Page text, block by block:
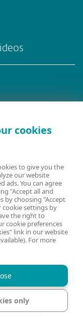
Impressum
cookies
to give you the
our website
ads. You can agree
"Accept all and
by choosing "Accept
cookie settings by
the right to
cookie preferences
link in our website
For more
only